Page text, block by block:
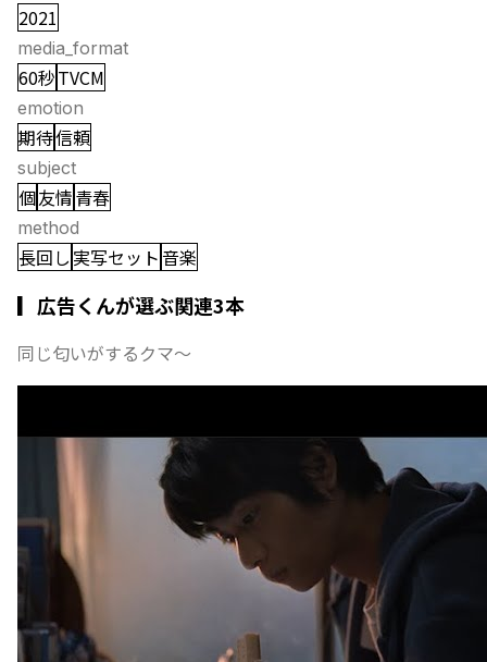
2021
media_format
60秒TVCM
emotion
期待信頼
subject
個友情青春
method
長回し 実写セット音楽
▎広告くんが選ぶ関連3本
同じ匂いがするクマ〜